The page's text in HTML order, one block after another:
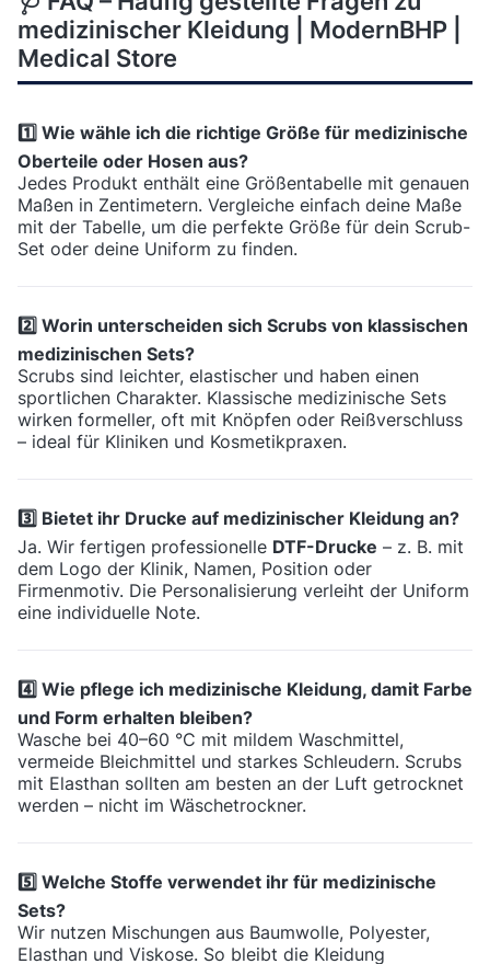
medizinischer Kleidung | ModernBHP |
Medical Store
1️⃣ Wie wähle ich die richtige Größe für medizinische
Oberteile oder Hosen aus?
Jedes Produkt enthält eine Größentabelle mit genauen
Maßen in Zentimetern. Vergleiche einfach deine Maße
mit der Tabelle, um die perfekte Größe für dein Scrub-
Set oder deine Uniform zu finden.
2️⃣ Worin unterscheiden sich Scrubs von klassischen
medizinischen Sets?
Scrubs sind leichter, elastischer und haben einen
sportlichen Charakter. Klassische medizinische Sets
wirken formeller, oft mit Knöpfen oder Reißverschluss
– ideal für Kliniken und Kosmetikpraxen.
3️⃣ Bietet ihr Drucke auf medizinischer Kleidung an?
Ja. Wir fertigen professionelle DTF-Drucke – z. B. mit
dem Logo der Klinik, Namen, Position oder
Firmenmotiv. Die Personalisierung verleiht der Uniform
eine individuelle Note.
4️⃣ Wie pflege ich medizinische Kleidung, damit Farbe
und Form erhalten bleiben?
Wasche bei 40–60 °C mit mildem Waschmittel,
vermeide Bleichmittel und starkes Schleudern. Scrubs
mit Elasthan sollten am besten an der Luft getrocknet
werden – nicht im Wäschetrockner.
5️⃣ Welche Stoffe verwendet ihr für medizinische
Sets?
Wir nutzen Mischungen aus Baumwolle, Polyester,
Elasthan und Viskose. So bleibt die Kleidung